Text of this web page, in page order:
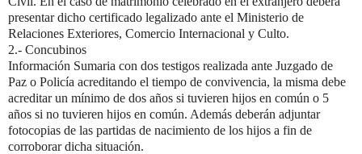
presentar dicho certificado legalizado ante el Ministerio de
Relaciones Exteriores, Comercio Internacional y Culto.
2.- Concubinos
Información Sumaria con dos testigos realizada ante Juzgado de
Paz o Policía acreditando el tiempo de convivencia, la misma debe
acreditar un mínimo de dos años si tuvieren hijos en común o 5
años si no tuvieren hijos en común. Además deberán adjuntar
fotocopias de las partidas de nacimiento de los hijos a fin de
corroborar dicha situación.